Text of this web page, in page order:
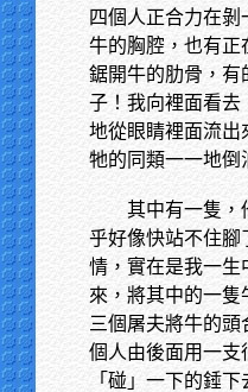
四個人正合力在剝
牛的胸腔，也有正
鋸開牛的肋骨，有
子！我向裡面看去
地從眼睛裡面流出
牠的同類一一地倒
其中有一隻，
乎好像快站不住腳
情，實在是我一生
來，將其中的一隻
三個屠夫將牛的
個人由後面用一支
「碰」一下的錘